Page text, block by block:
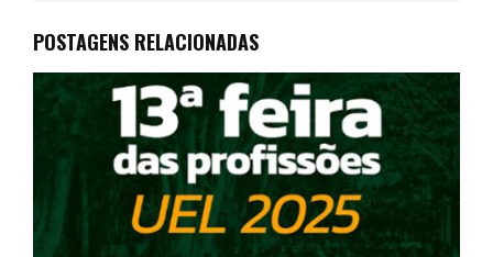
POSTAGENS RELACIONADAS